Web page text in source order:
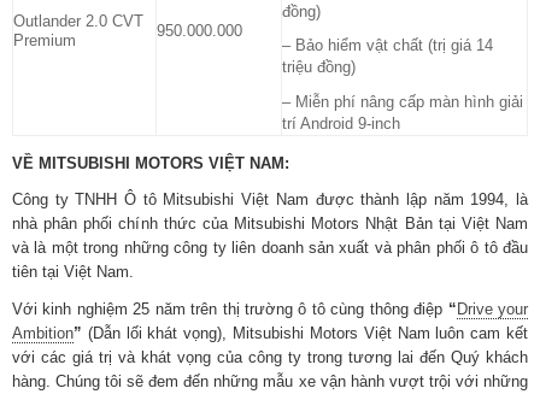
Outlander 2.0 CVT
Premium
950.000.000
đồng)
– Bảo hiểm vật chất (trị giá 14
triệu đồng)
– Miễn phí nâng cấp màn hình giải
trí Android 9-inch
VỀ MITSUBISHI MOTORS VIỆT NAM:
Công ty TNHH Ô tô Mitsubishi Việt Nam được thành lập năm 1994, là
nhà phân phối chính thức của Mitsubishi Motors Nhật Bản tại Việt Nam
và là một trong những công ty liên doanh sản xuất và phân phối ô tô đầu
tiên tại Việt Nam.
Với kinh nghiệm 25 năm trên thị trường ô tô cùng thông điệp “ Drive your
Ambition” (Dẫn lối khát vọng), Mitsubishi Motors Việt Nam luôn cam kết
với các giá trị và khát vọng của công ty trong tương lai đến Quý khách
hàng. Chúng tôi sẽ đem đến những mẫu xe vận hành vượt trội với những